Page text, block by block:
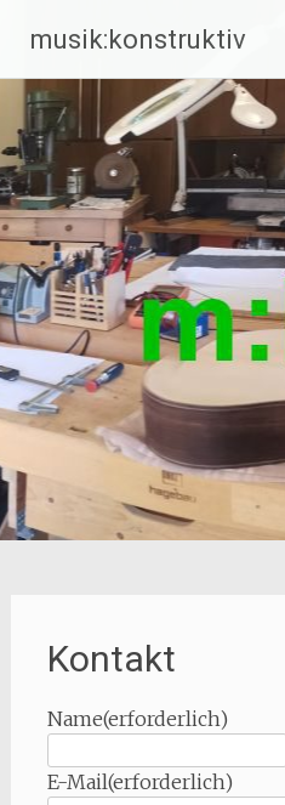
Inhalt
springen
musik:konstruktiv
Kontakt
Name(erforderlich)
E-Mail(erforderlich)